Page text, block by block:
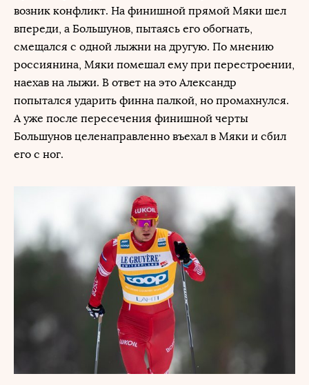
возник конфликт. На финишной прямой Мяки шел
впереди, а Большунов, пытаясь его обогнать,
смещался с одной лыжни на другую. По мнению
россиянина, Мяки помешал ему при перестроении,
наехав на лыжи. В ответ на это Александр
попытался ударить финна палкой, но промахнулся.
А уже после пересечения финишной черты
Большунов целенаправленно въехал в Мяки и сбил
его с ног.